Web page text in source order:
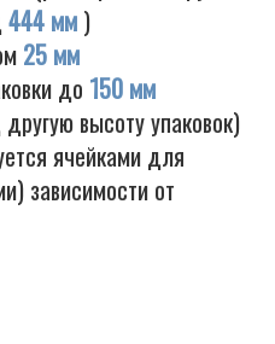
444 мм )
25 мм
до 150 мм
высоту упаковок)
ячейками для
зависимости от